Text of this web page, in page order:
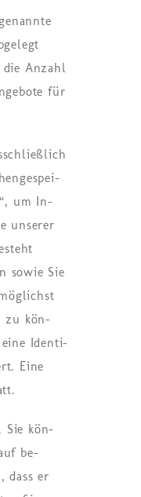
An­zahl
für
um In­
un­se­rer
sowie Sie
zu kön­
eine Iden­ti­
Eine
Sie kön­
be­
dass er